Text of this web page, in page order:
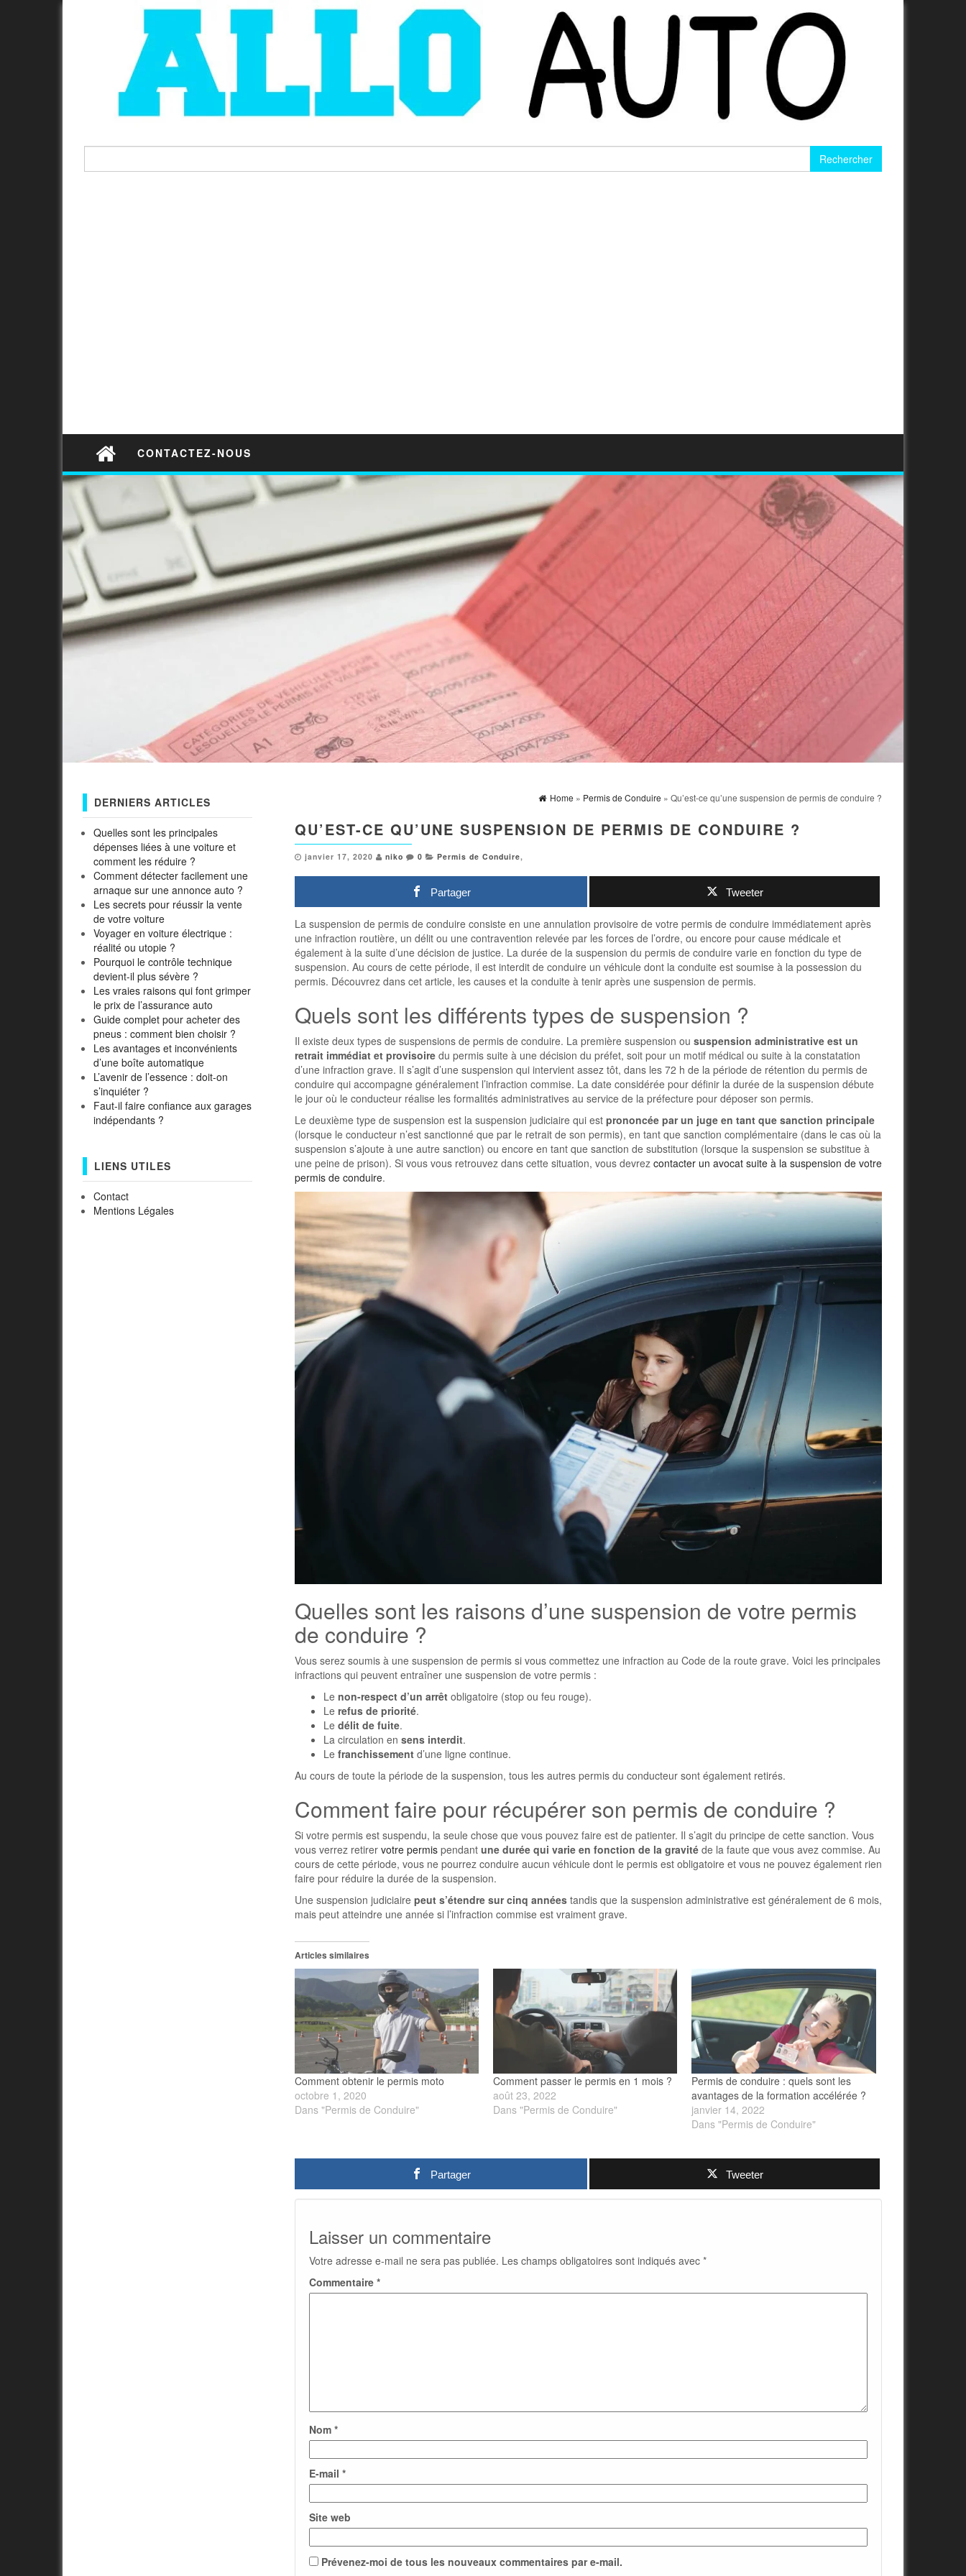
CONTACTEZ-NOUS
DERNIERS ARTICLES
Quelles sont les principales
dépenses liées à une voiture et
comment les réduire ?
Comment détecter facilement une
arnaque sur une annonce auto ?
Les secrets pour réussir la vente
de votre voiture
Voyager en voiture électrique :
réalité ou utopie ?
Pourquoi le contrôle technique
devient-il plus sévère ?
Les vraies raisons qui font grimper
le prix de l’assurance auto
Guide complet pour acheter des
pneus : comment bien choisir ?
Les avantages et inconvénients
d’une boîte automatique
L’avenir de l’essence : doit-on
s’inquiéter ?
Faut-il faire confiance aux garages
indépendants ?
LIENS UTILES
Contact
Mentions Légales
Home » Permis de Conduire » Qu’est-ce qu’une suspension de permis de conduire ?
QU’EST-CE QU’UNE SUSPENSION DE PERMIS DE CONDUIRE ?
janvier 17, 2020 niko 0 Permis de Conduire,
Partager Tweeter
La suspension de permis de conduire consiste en une annulation provisoire de votre permis de conduire immédiatement après
une infraction routière, un délit ou une contravention relevée par les forces de l’ordre, ou encore pour cause médicale et
également à la suite d’une décision de justice. La durée de la suspension du permis de conduire varie en fonction du type de
suspension. Au cours de cette période, il est interdit de conduire un véhicule dont la conduite est soumise à la possession du
permis. Découvrez dans cet article, les causes et la conduite à tenir après une suspension de permis.
Quels sont les différents types de suspension ?
Il existe deux types de suspensions de permis de conduire. La première suspension ou suspension administrative est un
retrait immédiat et provisoiredu permis suite à une décision du préfet, soit pour un motif médical ou suite à la constatation
d’une infraction grave. Il s’agit d’une suspension qui intervient assez tôt, dans les 72 h de la période de rétention du permis de
conduire qui accompagne généralement l’infraction commise. La date considérée pour définir la durée de la suspension débute
le jour où le conducteur réalise les formalités administratives au service de la préfecture pour déposer son permis.
Le deuxième type de suspension est la suspension judiciaire qui est prononcée par un juge en tant que sanction principale
(lorsque le conducteur n’est sanctionné que par le retrait de son permis), en tant que sanction complémentaire (dans le cas où la
suspension s’ajoute à une autre sanction) ou encore en tant que sanction de substitution (lorsque la suspension se substitue à
une peine de prison). Si vous vous retrouvez dans cette situation, vous devrez contacter un avocat suite à la suspension de votre
permis de conduire.
Quelles sont les raisons d’une suspension de votre permis
de conduire ?
Vous serez soumis à une suspension de permis si vous commettez une infraction au Code de la route grave. Voici les principales
infractions qui peuvent entraîner une suspension de votre permis :
Le non-respect d’un arrêtobligatoire (stop ou feu rouge).
Le refus de priorité.
Le délit de fuite.
La circulation en sens interdit.
Le franchissementd’une ligne continue.
Au cours de toute la période de la suspension, tous les autres permis du conducteur sont également retirés.
Comment faire pour récupérer son permis de conduire ?
Si votre permis est suspendu, la seule chose que vous pouvez faire est de patienter. Il s’agit du principe de cette sanction. Vous
vous verrez retirer votre permispendant une durée qui varie en fonction de la gravitéde la faute que vous avez commise. Au
cours de cette période, vous ne pourrez conduire aucun véhicule dont le permis est obligatoire et vous ne pouvez également rien
faire pour réduire la durée de la suspension.
Une suspension judiciaire peut s’étendre sur cinq annéestandis que la suspension administrative est généralement de 6 mois,
mais peut atteindre une année si l’infraction commise est vraiment grave.
Articles similaires
Comment obtenir le permis moto
octobre 1, 2020
Dans "Permis de Conduire"
Comment passer le permis en 1 mois ?
août 23, 2022
Dans "Permis de Conduire"
Permis de conduire : quels sont les
avantages de la formation accélérée ?
janvier 14, 2022
Dans "Permis de Conduire"
Partager Tweeter
Laisser un commentaire
Votre adresse e-mail ne sera pas publiée. Les champs obligatoires sont indiqués avec *
Commentaire *
Nom *
E-mail *
Site web
Prévenez-moi de tous les nouveaux commentaires par e-mail.